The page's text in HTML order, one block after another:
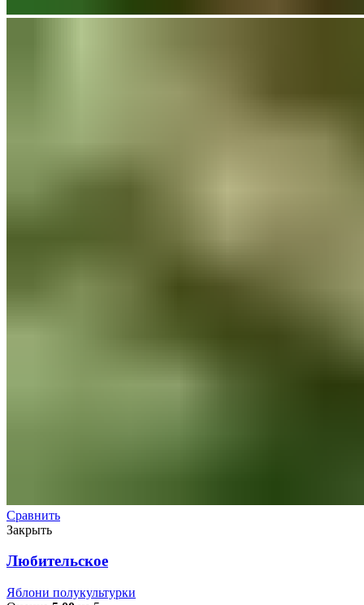
Сравнить
Закрыть
Любительское
Яблони полукультурки